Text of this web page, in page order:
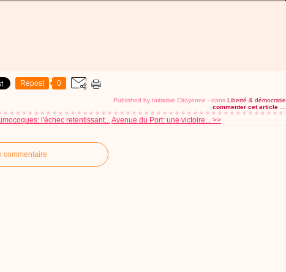
Repost 0
Published by Initiative Citoyenne - dans Liberté & démocratie
commenter cet article
l'échec retentissant...Avenue du Port: une victoire... >>
commentaire